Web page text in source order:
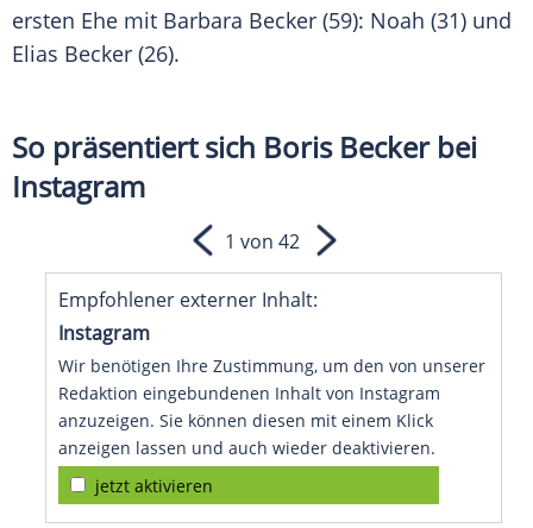
ersten Ehe mit Barbara Becker (59): Noah (31) und
Elias Becker (26).
So präsentiert sich Boris Becker bei
Instagram
Empfohlener externer Inhalt:
Instagram
Wir benötigen Ihre Zustimmung, um den von unserer
Redaktion eingebundenen Inhalt von Instagram
anzuzeigen. Sie können diesen mit einem Klick
anzeigen lassen und auch wieder deaktivieren.
jetzt aktivieren
1 von 42